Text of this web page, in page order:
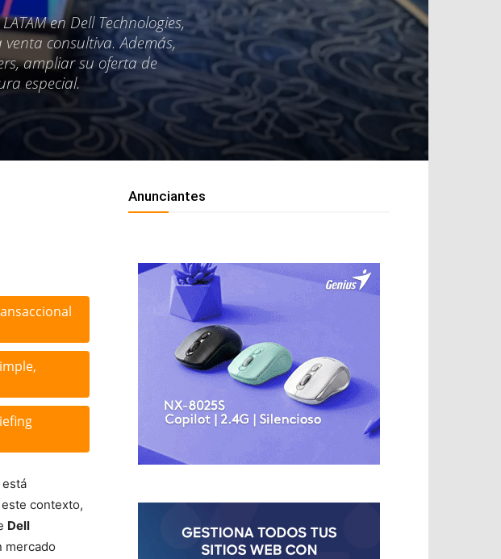
en Dell Technologies,
consultiva. Además,
ampliar su oferta de
especial.
contexto,
Dell
mercado
Anunciantes